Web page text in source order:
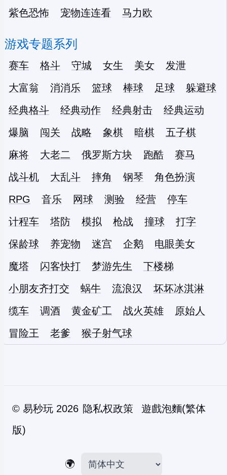
紫色恐怖
宠物连连看 马力欧
游戏专题系列
赛车 格斗 守城 女生 美女
发泄
大富翁
消消乐 篮球 棒球 足球
躲避球
经典格斗
经典动作 经典射击
经典运动
爆脑
闯关 战略 象棋 暗棋
五子棋
麻将
大老二 俄罗斯方块 跑酷
赛马
战斗机
大乱斗 摔角 钢琴
角色扮演
RPG
音乐 网球 测验 经营
停车
计程车
塔防 模拟 枪战 撞球
打字
保龄球
养宠物 迷宫 企鹅
电眼美女
魔塔
闪客快打 梦游先生
下楼梯
小朋友齐打交
蜗牛 流浪汉
坏坏冰淇淋
缆车
调酒 黄金矿工 战火英雄
原始人
冒险王
老爹 猴子射气球
© 易秒玩 2026 隐私权政策
遊戲泡麵(繁体
版)
🌍